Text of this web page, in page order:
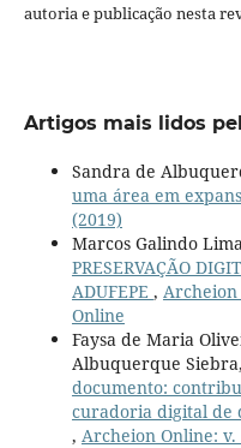
autoria e publicação nesta
Artigos mais lidos
Sandra de
uma área em
(2019)
Marcos Galindo
PRESERVAÇÃO
ADUFEPE , Archeion
Online
Faysa de Maria
Albuquerque Siebra,
documento:
curadoria digital de
, Archeion Online: v.